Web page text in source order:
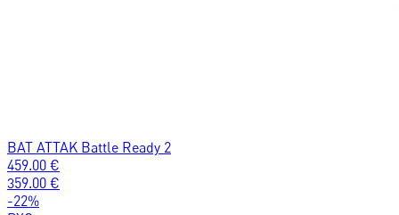
BAT ATTAK Battle Ready 2
459.00 €
359.00 €
-22%